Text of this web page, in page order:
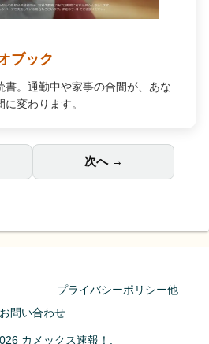
ブック
書。通勤中や家事の合間が、あな
変わります。
次へ →
プライバシーポリシー他
お問い合わせ
カメックス速報！.